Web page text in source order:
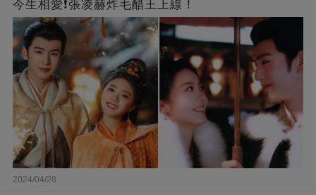
今生相愛❗張凌赫炸毛醋王上線！
2024/04/28